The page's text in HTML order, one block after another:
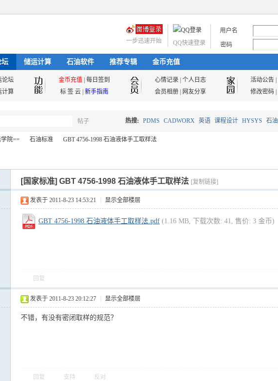
用户名
密码
QQ快速登录
一步迅速开始
坛 储运计算 石油软件 推荐专辑 金币充值
论坛 金币充值 每日签到 心情记录 个人日志 活动公告|
计算 标 签 云 新手指南 会员相册 网友分享 修改密码|
帖子
搜
索
热搜: PDMS CADWORX 英语 课程设计 HYSYS 石
油气储运
院== 石油标准
›
GBT 4756-1998 石油液体手工取样法
[国家标准] GBT 4756-1998 石油液体手工取样法 [复制链接]
发表于 2011-8-23 14:53:21 显示全部楼层
GBT 4756-1998 石油液体手工取样法.pdf (1.16 MB, 下载次数: 41, 售价: 3 金币)
回复
发表于 2011-8-23 20:12:27 显示全部楼层
不错，有没有密闭取样的规范？
回复 支持 反对